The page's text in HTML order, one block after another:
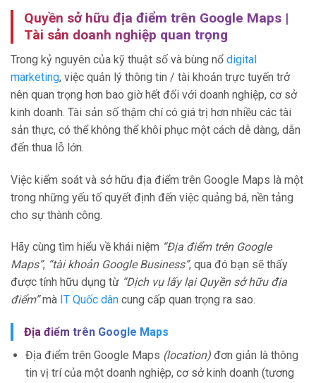
Quyền sở hữu địa điểm trên Google Maps |
Tài sản doanh nghiệp quan trọng
Trong kỷ nguyên của kỹ thuật số và bùng nổ digital
marketing, việc quản lý thông tin / tài khoản trực tuyến trở
nên quan trọng hơn bao giờ hết đối với doanh nghiệp, cơ sở
kinh doanh. Tài sản số thậm chí có giá trị hơn nhiều các tài
sản thực, có thể không thể khôi phục một cách dễ dàng, dẫn
đến thua lỗ lớn.
Việc kiểm soát và sở hữu địa điểm trên Google Maps là một
trong những yếu tố quyết định đến việc quảng bá, nền tảng
cho sự thành công.
Hãy cùng tìm hiểu về khái niệm “Địa điểm trên Google
Maps”, “tài khoản Google Business”, qua đó bạn sẽ thấy
được tính hữu dụng từ “Dịch vụ lấy lại Quyền sở hữu địa
điểm”mà IT Quốc dân cung cấp quan trọng ra sao.
Địa điểm trên Google Maps
Địa điểm trên Google Maps (location)đơn giản là thông
tin vị trí của một doanh nghiệp, cơ sở kinh doanh (tương